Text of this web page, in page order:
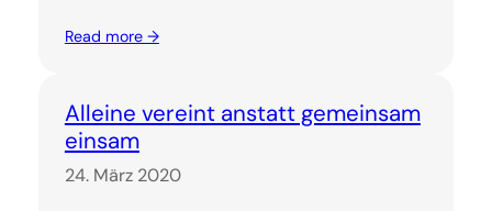
Read more →
Alleine vereint anstatt gemeinsam
einsam
24. März 2020